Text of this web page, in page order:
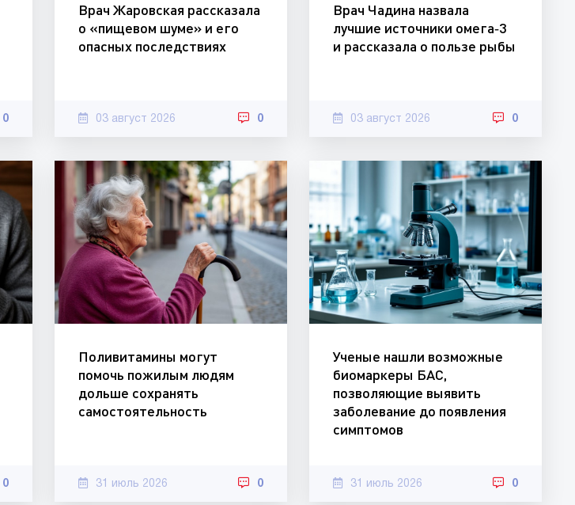
0
Врач Жаровская рассказала
о «пищевом шуме» и его
опасных последствиях
03 август 2026 0
Врач Чадина назвала
лучшие источники омега‑3
и рассказала о пользе рыбы
03 август 2026 0
0
Поливитамины могут
помочь пожилым людям
дольше сохранять
самостоятельность
31 июль 2026 0
Ученые нашли возможные
биомаркеры БАС,
позволяющие выявить
заболевание до появления
симптомов
31 июль 2026 0